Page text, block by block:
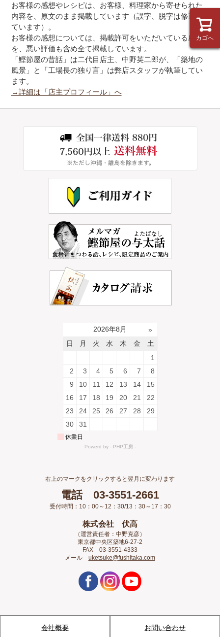
お客様の感想やレシピは、お客様、料理家から寄せられた
内容を、原文のまま掲載しています（誤字、脱字は修正し
ています）。
お客様の感想については、掲載許可をいただいている感想
を、悪い評価も含め全て掲載しています。
「鰹節屋の昔話」は二代目店主、中野英二郎が、「築地の
風景」と「工場長の独り言」は弊店スタッフが執筆してい
ます。
→詳細は「店主プロフィール」へ
右上のマークをクリックすると翌月に変わります
電話 03-3551-2661
受付時間：10：00～12：30/13：30～17：30
株式会社 伏高
（運営責任者：中野克彦）
東京都中央区築地6-27-2
FAX 03-3551-4333
メール uketsuke@fushitaka.com
会社概要 お問い合わせ
カゴへ